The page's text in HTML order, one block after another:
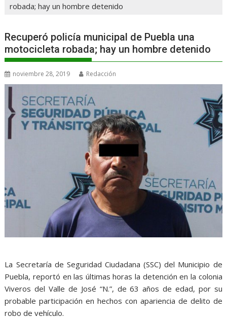
robada; hay un hombre detenido
Recuperó policía municipal de Puebla una
motocicleta robada; hay un hombre detenido
noviembre 28, 2019 Redacción
La Secretaría de Seguridad Ciudadana (SSC) del Municipio de
Puebla, reportó en las últimas horas la detención en la colonia
Viveros del Valle de José “N.”, de 63 años de edad, por su
probable participación en hechos con apariencia de delito de
robo de vehículo.